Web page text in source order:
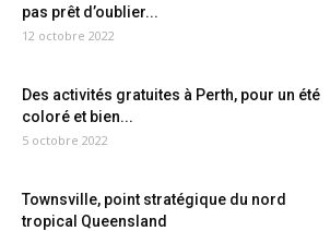
pas prêt d’oublier...
12 octobre 2022
Des activités gratuites à Perth, pour un été
coloré et bien...
5 octobre 2022
Townsville, point stratégique du nord
tropical Queensland